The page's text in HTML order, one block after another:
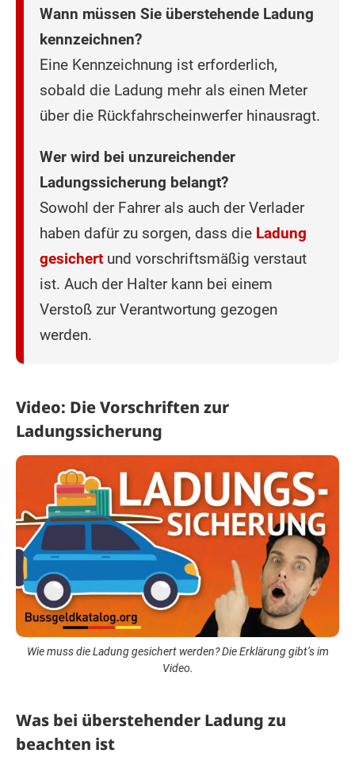
Wann müssen Sie überstehende Ladung
kennzeichnen?
Eine Kennzeichnung ist erforderlich,
sobald die Ladung mehr als einen Meter
über die Rückfahrscheinwerfer hinausragt.
Wer wird bei unzureichender
Ladungssicherung belangt?
Sowohl der Fahrer als auch der Verlader
haben dafür zu sorgen, dass die Ladung
gesichert und vorschriftsmäßig verstaut
ist. Auch der Halter kann bei einem
Verstoß zur Verantwortung gezogen
werden.
Video: Die Vorschriften zur
Ladungssicherung
Wie muss die Ladung gesichert werden? Die Erklärung gibt’s im
Video.
Was bei überstehender Ladung zu
beachten ist